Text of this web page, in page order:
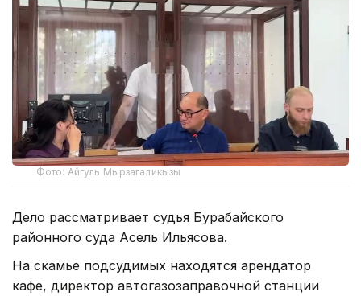
Фото: Айгуль Мырзагаликызы
Дело рассматривает судья Бурабайского
районного суда Асель Ильясова.
На скамье подсудимых находятся арендатор
кафе, директор автогазозаправочной станции